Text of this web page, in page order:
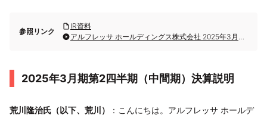
参照リンク
IR資料
アルフレッサ ホールディングス株式会社 2025年3月期第2四半期決算説明
2025年3月期第2四半期（中間期）決算説明
荒川隆治氏（以下、荒川）
：こんにちは。アルフレッサ ホールデ